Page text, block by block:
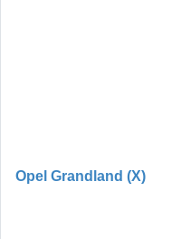
Opel Grandland (X)